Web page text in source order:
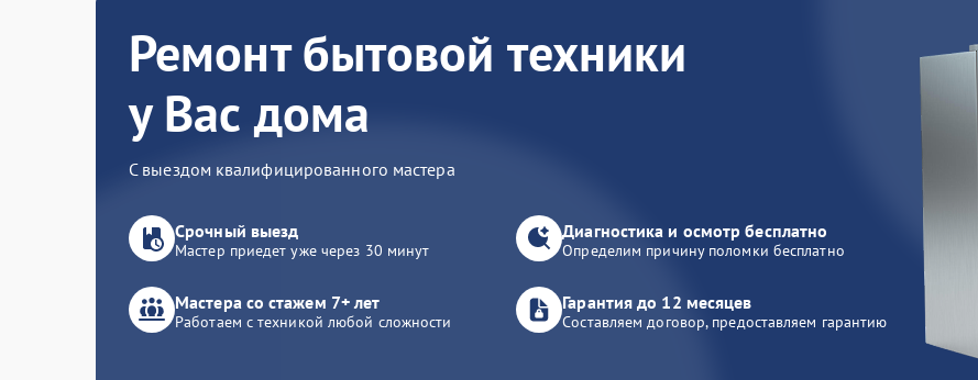
Ремонт бытовой техники
у Вас дома
С выездом квалифицированного мастера
Срочный выезд
Мастер приедет уже через 30 минут
Диагностика и осмотр бесплатно
Определим причину поломки бесплатно
Мастера со стажем 7+ лет
Работаем с техникой любой сложности
Гарантия до 12 месяцев
Составляем договор, предоставляем гарантию